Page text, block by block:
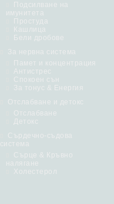
Подсилване на
имунитета
Простуда
Кашлица
Бели дробове
За нервна система
Памет и концентрация
Антистрес
Спокоен сън
За тонус & Енергия
Отслабване и детокс
Отслабване
Детокс
Сърдечно-съдова
система
Сърце & Кръвно
налягане
Холестерол